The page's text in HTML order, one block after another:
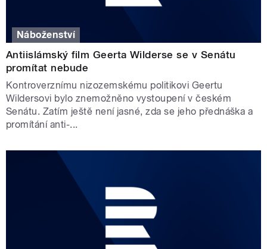
Náboženství
Antiislámský film Geerta Wilderse se v Senátu
promítat nebude
Kontroverznímu nizozemskému politikovi Geertu
Wildersovi bylo znemožněno vystoupení v českém
Senátu. Zatím ještě není jasné, zda se jeho přednáška a
promítání anti-...